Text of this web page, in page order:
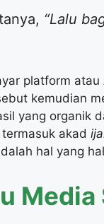
“Lalu
platform atau
kemudian
yang organik
akad
hal yang